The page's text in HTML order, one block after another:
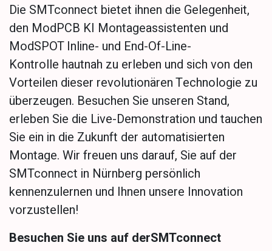
Die SMTconnect bietet ihnen die Gelegenheit,
den ModPCB KI Montageassistenten und
ModSPOT Inline- und End-Of-Line-
Kontrolle hautnah zu erleben und sich von den
Vorteilen dieser revolutionären Technologie zu
überzeugen. Besuchen Sie unseren Stand,
erleben Sie die Live-Demonstration und tauchen
Sie ein in die Zukunft der automatisierten
Montage. Wir freuen uns darauf, Sie auf der
SMTconnect in Nürnberg persönlich
kennenzulernen und Ihnen unsere Innovation
vorzustellen!
Besuchen Sie uns auf derSMTconnect